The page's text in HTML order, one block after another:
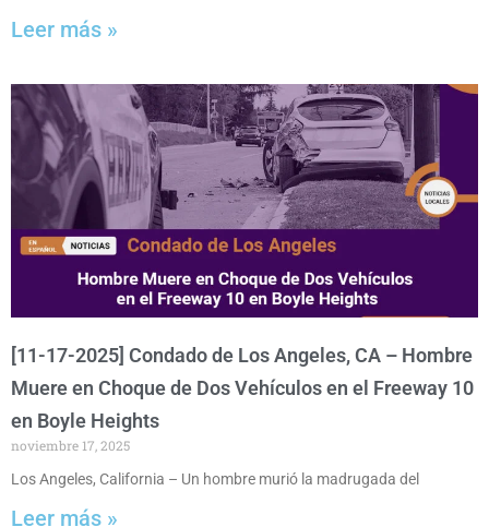
Leer más »
[11-17-2025] Condado de Los Angeles, CA – Hombre
Muere en Choque de Dos Vehículos en el Freeway 10
en Boyle Heights
noviembre 17, 2025
Los Angeles, California – Un hombre murió la madrugada del
Leer más »